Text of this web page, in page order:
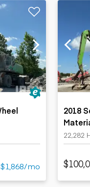
energía
Generadores
Trailers
Remolques
volcados
Remolques de
plataforma
Remolques de
$1,868/mo
2018
22,282